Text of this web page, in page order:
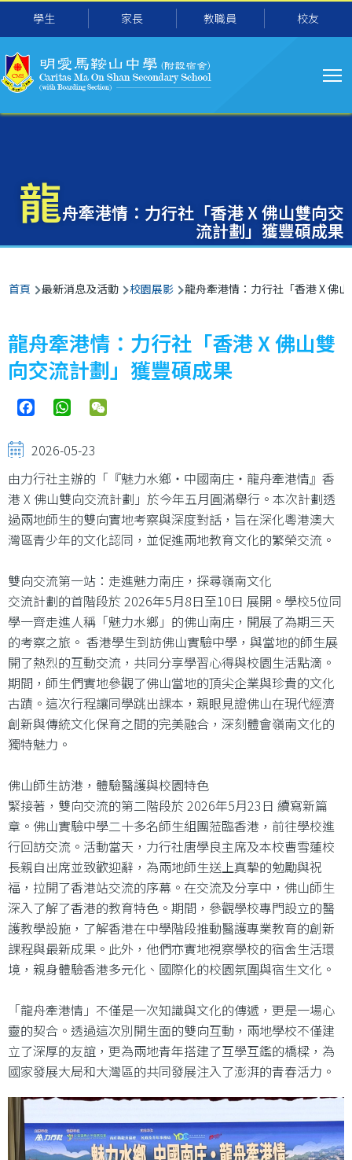
移至主內容
學生 家長 教職員 校友
导
航
龍舟牽港情：力行社「香港 X 佛山雙向交
流計劃」獲豐碩成果
導
航
連
結
首頁 最新消息及活動 校園展影 龍舟牽港情：力行社「香港 X 佛
龍舟牽港情：力行社「香港 X 佛山雙
向交流計劃」獲豐碩成果
FacebookWhatsApp
2026-05-23
由力行社主辦的「『魅力水鄉‧中國南庄‧龍舟牽港情』香
港 X 佛山雙向交流計劃」於今年五月圓滿舉行。本次計劃透
過兩地師生的雙向實地考察與深度對話，旨在深化粵港澳大
灣區青少年的文化認同，並促進兩地教育文化的繁榮交流。
雙向交流第一站：走進魅力南庄，探尋嶺南文化
交流計劃的首階段於 2026年5月8日至10日 展開。學校5位同
學一齊走進人稱「魅力水鄉」的佛山南庄，開展了為期三天
的考察之旅。 香港學生到訪佛山實驗中學，與當地的師生展
開了熱烈的互動交流，共同分享學習心得與校園生活點滴。
期間，師生們實地參觀了佛山當地的頂尖企業與珍貴的文化
古蹟。這次行程讓同學跳出課本，親眼見證佛山在現代經濟
創新與傳統文化保育之間的完美融合，深刻體會嶺南文化的
獨特魅力。
佛山師生訪港，體驗醫護與校園特色
緊接著，雙向交流的第二階段於 2026年5月23日 續寫新篇
章。佛山實驗中學二十多名師生組團蒞臨香港，前往學校進
行回訪交流。活動當天，力行社唐學良主席及本校曹雪蓮校
長親自出席並致歡迎辭，為兩地師生送上真摯的勉勵與祝
福，拉開了香港站交流的序幕。在交流及分享中，佛山師生
深入了解了香港的教育特色。期間，參觀學校專門設立的醫
護教學設施，了解香港在中學階段推動醫護專業教育的創新
課程與最新成果。此外，他們亦實地視察學校的宿舍生活環
境，親身體驗香港多元化、國際化的校園氛圍與宿生文化。
「龍舟牽港情」不僅是一次知識與文化的傳遞，更是一場心
靈的契合。透過這次別開生面的雙向互動，兩地學校不僅建
立了深厚的友誼，更為兩地青年搭建了互學互鑑的橋樑，為
國家發展大局和大灣區的共同發展注入了澎湃的青春活力。